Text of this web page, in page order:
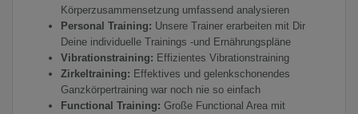
Körperzusammensetzung umfassend analysieren
Personal Training: Unsere Trainer erarbeiten mit Dir
Deine individuelle Trainings -und Ernährungspläne
Vibrationstraining: Effizientes Vibrationstraining
Zirkeltraining: Effektives und gelenkschonendes
Ganzkörpertraining war noch nie so einfach
Functional Training: Große Functional Area mit